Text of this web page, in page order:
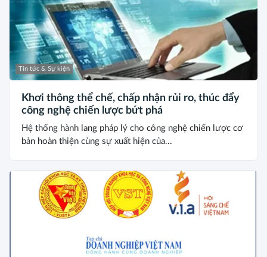
Tin tức & Sự kiện
Khơi thông thể chế, chấp nhận rủi ro, thúc đẩy
công nghệ chiến lược bứt phá
Hệ thống hành lang pháp lý cho công nghệ chiến lược cơ
bản hoàn thiện cùng sự xuất hiện của...